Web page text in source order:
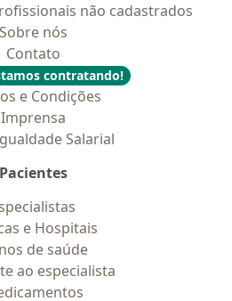
não cadastrados
Sobre nós
Contato
contratando!
e Condições
Imprensa
Salarial
Pacientes
e Hospitais
de saúde
ao especialista